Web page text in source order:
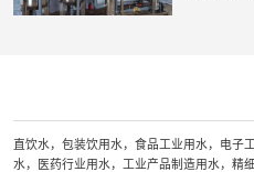
直饮水，包装饮用水，食品工业用水，电子
水，医药行业用水，工业产品制造用水，精